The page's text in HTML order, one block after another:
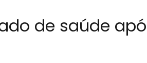
de saúde